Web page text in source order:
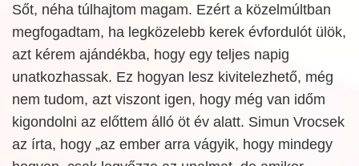
Sőt, néha túlhajtom magam. Ezért a közelmúltban
megfogadtam, ha legközelebb kerek évfordulót ülök,
azt kérem ajándékba, hogy egy teljes napig
unatkozhassak. Ez hogyan lesz kivitelezhető, még
nem tudom, azt viszont igen, hogy még van időm
kigondolni az előttem álló öt év alatt. Simun Vrocsek
az írta, hogy „az ember arra vágyik, hogy mindegy